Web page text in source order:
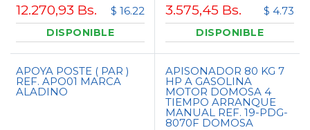
12.270,93 Bs. $ 16.22
DISPONIBLE
3.575,45 Bs. $ 4.73
DISPONIBLE
APOYA POSTE ( PAR )
REF. APO01 MARCA
ALADINO
APISONADOR 80 KG 7
HP A GASOLINA
MOTOR DOMOSA 4
TIEMPO ARRANQUE
MANUAL REF. 19-PDG-
8070F DOMOSA